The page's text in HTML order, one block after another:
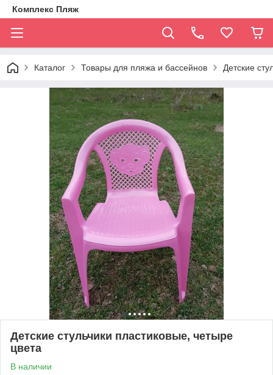
Комплекс Пляж
Каталог Товары для пляжа и бассейнов Детские
Детские стульчики пластиковые, четыре
цвета
В наличии